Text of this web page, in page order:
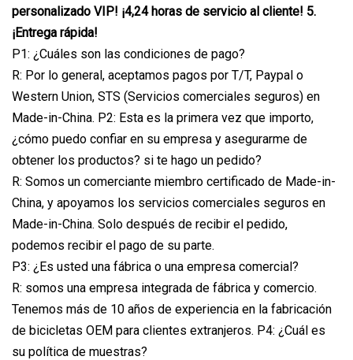
personalizado VIP! ¡4,24 horas de servicio al cliente! 5.
¡Entrega rápida!
P1: ¿Cuáles son las condiciones de pago?
R: Por lo general, aceptamos pagos por T/T, Paypal o
Western Union, STS (Servicios comerciales seguros) en
Made-in-China. P2: Esta es la primera vez que importo,
¿cómo puedo confiar en su empresa y asegurarme de
obtener los productos? si te hago un pedido?
R: Somos un comerciante miembro certificado de Made-in-
China, y apoyamos los servicios comerciales seguros en
Made-in-China. Solo después de recibir el pedido,
podemos recibir el pago de su parte.
P3: ¿Es usted una fábrica o una empresa comercial?
R: somos una empresa integrada de fábrica y comercio.
Tenemos más de 10 años de experiencia en la fabricación
de bicicletas OEM para clientes extranjeros. P4: ¿Cuál es
su política de muestras?